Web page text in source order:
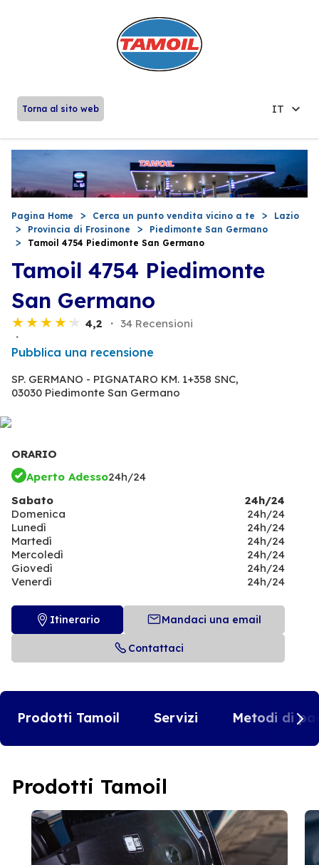
Torna al sito web IT
Pagina Home Cerca un punto vendita vicino a te
Lazio
Provincia di Frosinone
Piedimonte San Germano
Tamoil 4754 Piedimonte San Germano
Tamoil 4754 Piedimonte
San Germano
4,2 34 Recensioni
Pubblica una recensione
SP. GERMANO - PIGNATARO KM. 1+358 SNC,
03030 Piedimonte San Germano
ORARIO
Aperto Adesso24h/24
Sabato
24h/24
Domenica
24h/24
Lunedì
24h/24
Martedì
24h/24
Mercoledì
24h/24
Giovedì
24h/24
Venerdì
24h/24
Itinerario Mandaci una email
Contattaci
Prodotti Tamoil Servizi Metodi di
Prodotti Tamoil